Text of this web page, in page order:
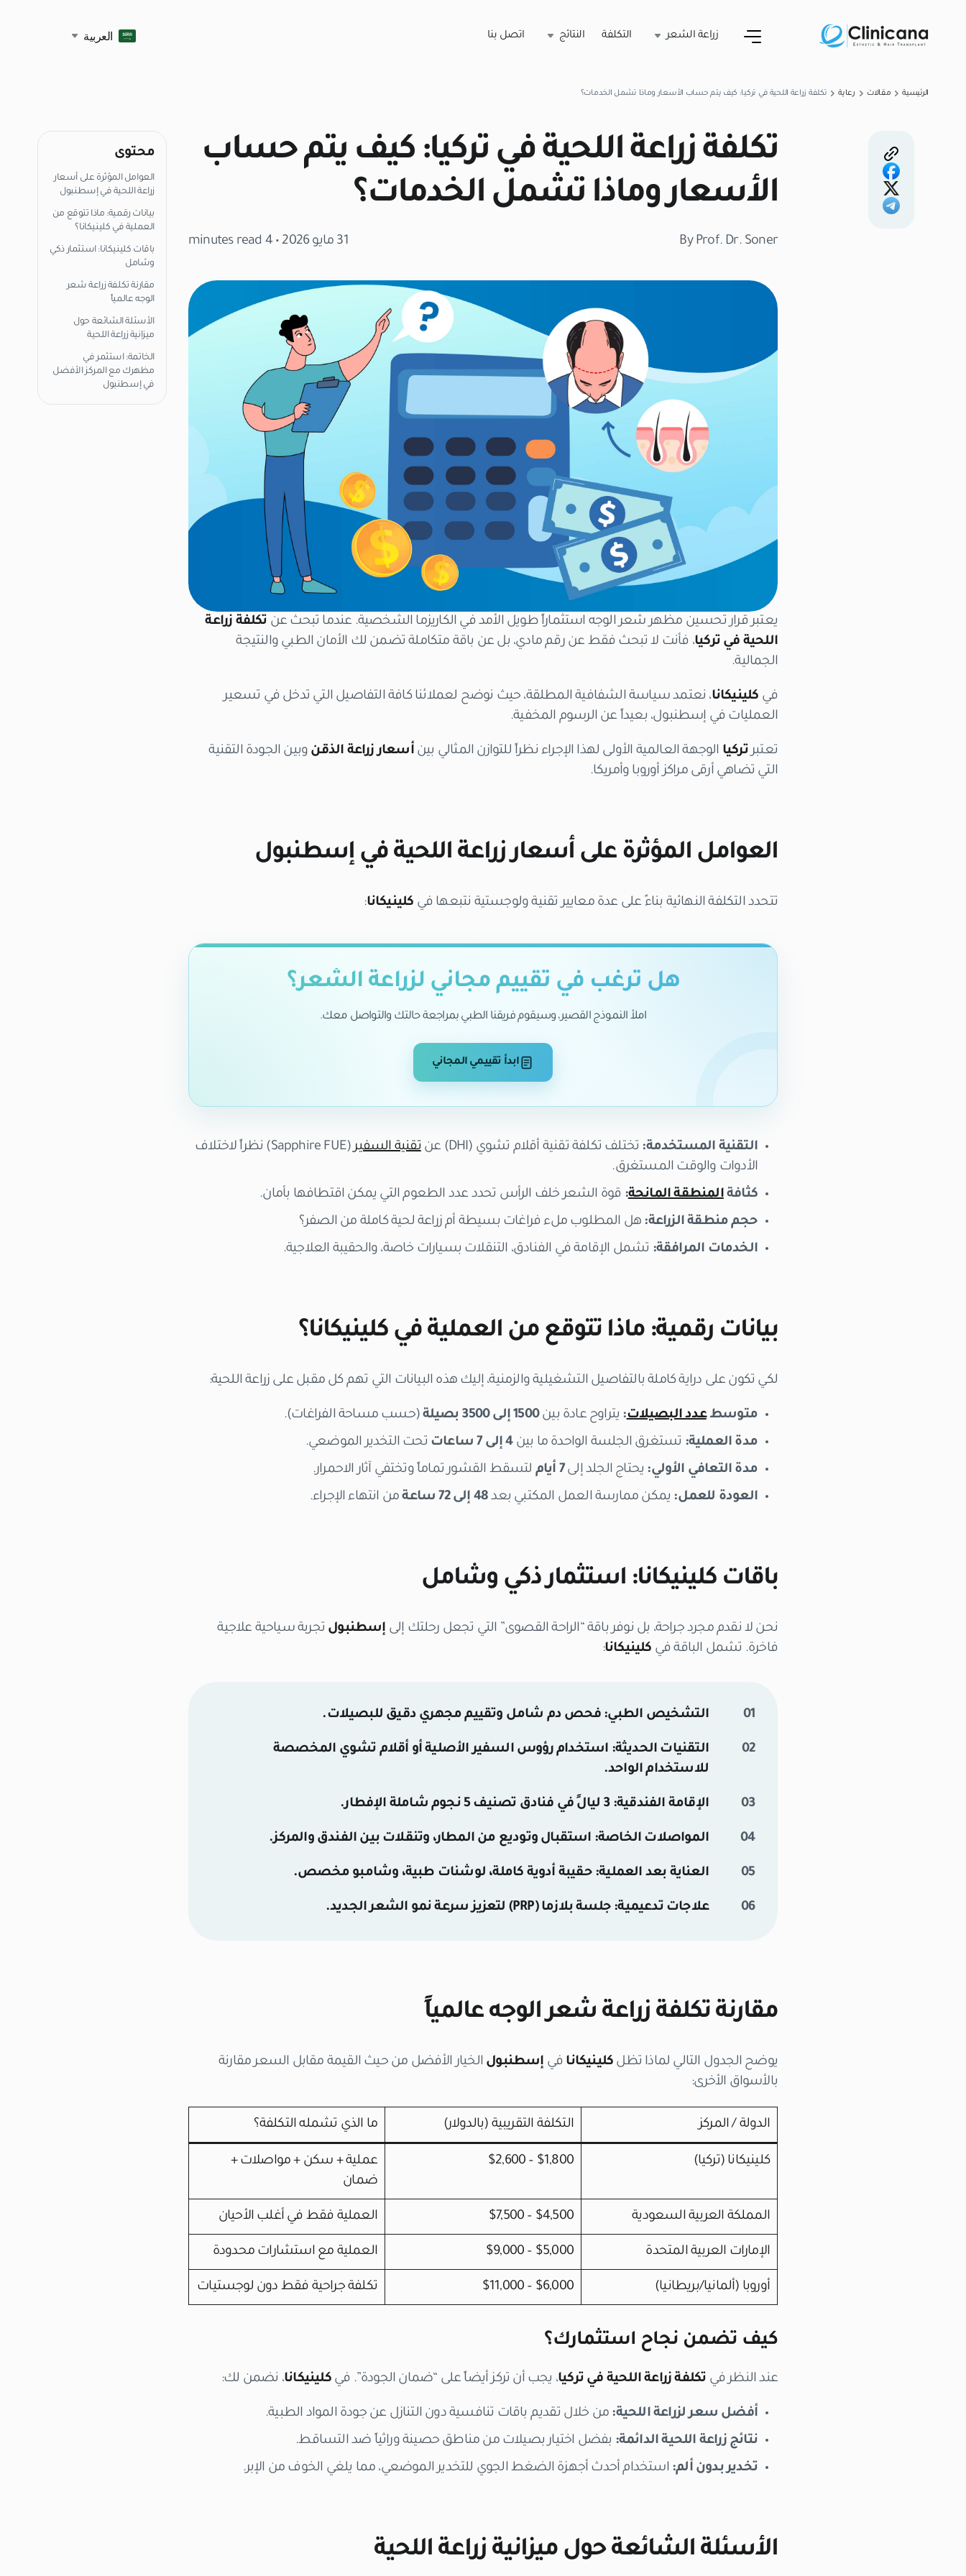
زراعة الشعر التكلفة النتائج اتصل بنا العربية
الرئيسية مقالات رعاية تكلفة زراعة اللحية في تركيا: كيف يتم حساب الأسعار وماذا تشمل الخدمات؟
محتوى
العوامل المؤثرة على أسعار
زراعة اللحية في إسطنبول
بيانات رقمية: ماذا تتوقع من
العملية في كلينيكانا؟
باقات كلينيكانا: استثمار ذكي
وشامل
مقارنة تكلفة زراعة شعر
الوجه عالمياً
الأسئلة الشائعة حول
ميزانية زراعة اللحية
الخاتمة: استثمر في
مظهرك مع المركز الأفضل
في إسطنبول
تكلفة زراعة اللحية في تركيا: كيف يتم حساب
الأسعار وماذا تشمل الخدمات؟
By Prof. Dr. Soner 31 مايو 2026 • 4 minutes read
يعتبر قرار تحسين مظهر شعر الوجه استثماراً طويل الأمد في الكاريزما الشخصية. عندما تبحث عن تكلفة زراعة
اللحية في تركيا، فأنت لا تبحث فقط عن رقم مادي، بل عن باقة متكاملة تضمن لك الأمان الطبي والنتيجة
الجمالية.
في كلينيكانا، نعتمد سياسة الشفافية المطلقة، حيث نوضح لعملائنا كافة التفاصيل التي تدخل في تسعير
العمليات في إسطنبول، بعيداً عن الرسوم المخفية.
تعتبرتركيا الوجهة العالمية الأولى لهذا الإجراء نظراً للتوازن المثالي بينأسعار زراعة الذقن وبين الجودة التقنية
التي تضاهي أرقى مراكز أوروبا وأمريكا.
العوامل المؤثرة على أسعار زراعة اللحية في إسطنبول
تتحدد التكلفة النهائية بناءً على عدة معايير تقنية ولوجستية نتبعها في كلينيكانا:
هل ترغب في تقييم مجاني لزراعة الشعر؟
املأ النموذج القصير، وسيقوم فريقنا الطبي بمراجعة حالتك والتواصل معك.
ابدأ تقييمي المجاني
التقنية المستخدمة: تختلف تكلفة تقنية أقلام تشوي (DHI) عن تقنية السفير
(Sapphire FUE) نظراً لاختلاف
الأدوات والوقت المستغرق.
كثافةالمنطقة المانحة: قوة الشعر خلف الرأس تحدد عدد الطعوم التي يمكن اقتطافها بأمان.
حجم منطقة الزراعة: هل المطلوب ملء فراغات بسيطة أم زراعة لحية كاملة من الصفر؟
الخدمات المرافقة: تشمل الإقامة في الفنادق، التنقلات بسيارات خاصة، والحقيبة العلاجية.
بيانات رقمية: ماذا تتوقع من العملية في كلينيكانا؟
لكي تكون على دراية كاملة بالتفاصيل التشغيلية والزمنية، إليك هذه البيانات التي تهم كل مقبل على زراعة اللحية:
متوسطعدد البصيلات: يتراوح عادة بين1500 إلى 3500 بصيلة
(حسب مساحة الفراغات).
مدة العملية: تستغرق الجلسة الواحدة ما بين4 إلى 7 ساعات
تحت التخدير الموضعي.
مدة التعافي الأولي: يحتاج الجلد إلى7 أيام
لتسقط القشور تماماً وتختفي آثار الاحمرار.
العودة للعمل: يمكن ممارسة العمل المكتبي بعد 48 إلى 72 ساعة من انتهاء الإجراء.
باقات كلينيكانا: استثمار ذكي وشامل
نحن لا نقدم مجرد جراحة، بل نوفر باقة “الراحة القصوى” التي تجعل رحلتك إلى إسطنبول تجربة سياحية علاجية
فاخرة. تشمل الباقة في كلينيكانا:
التشخيص الطبي: فحص دم شامل وتقييم مجهري دقيق للبصيلات.
التقنيات الحديثة: استخدام رؤوس السفير الأصلية أو أقلام تشوي المخصصة
للاستخدام الواحد.
الإقامة الفندقية: 3 ليالٍ في فنادق تصنيف 5 نجوم شاملة الإفطار.
المواصلات الخاصة: استقبال وتوديع من المطار، وتنقلات بين الفندق والمركز.
العناية بعد العملية: حقيبة أدوية كاملة، لوشنات طبية، وشامبو مخصص.
علاجات تدعيمية: جلسة بلازما (PRP) لتعزيز سرعة نمو الشعر الجديد.
مقارنة تكلفة زراعة شعر الوجه عالمياً
يوضح الجدول التالي لماذا تظل كلينيكانا في إسطنبولالخيار الأفضل من حيث القيمة مقابل السعر مقارنة
بالأسواق الأخرى:
الدولة / المركز التكلفة التقريبية (بالدولار) ما الذي تشمله التكلفة؟
كلينيكانا (تركيا) $1,800 – $2,600
عملية + سكن + مواصلات +
ضمان
المملكة العربية السعودية $4,500 – $7,500 العملية فقط في أغلب الأحيان
الإمارات العربية المتحدة $5,000 – $9,000 العملية مع استشارات محدودة
أوروبا (ألمانيا/بريطانيا) $6,000 – $11,000 تكلفة جراحية فقط دون لوجستيات
كيف تضمن نجاح استثمارك؟
عند النظر في تكلفة زراعة اللحية في تركيا، يجب أن تركز أيضاً على “ضمان الجودة”. فيكلينيكانا، نضمن لك:
أفضل سعر لزراعة اللحية: من خلال تقديم باقات تنافسية دون التنازل عن جودة المواد الطبية.
نتائج زراعة اللحية الدائمة: بفضل اختيار بصيلات من مناطق حصينة وراثياً ضد التساقط.
تخدير بدون ألم: استخدام أحدث أجهزة الضغط الجوي للتخدير الموضعي، مما يلغي الخوف من الإبر.
الأسئلة الشائعة حول ميزانية زراعة اللحية